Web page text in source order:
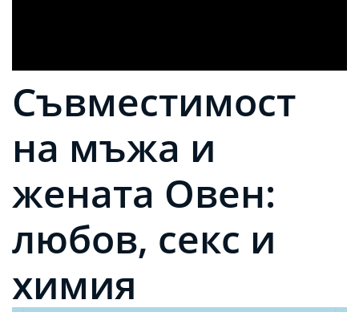
Съвместимост
на мъжа и
жената Овен:
любов, секс и
химия